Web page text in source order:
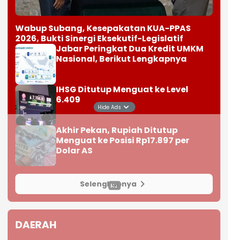
Wabup Subang, Kesepakatan KUA-PPAS
2026, Bukti Sinergi Eksekutif-Legislatif
Jabar Peringkat Dua Kredit UMKM
Nasional, Berikut Lengkapnya
IHSG Ditutup Menguat ke Level
6.409
Akhir Pekan, Rupiah Ditutup
Menguat ke Posisi Rp17.897 per
Dolar AS
Selengkapnya
DAERAH
Hide Ads